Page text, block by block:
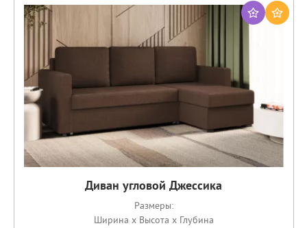
Диван угловой Джессика
Размеры:
Ширина x Высота x Глубина